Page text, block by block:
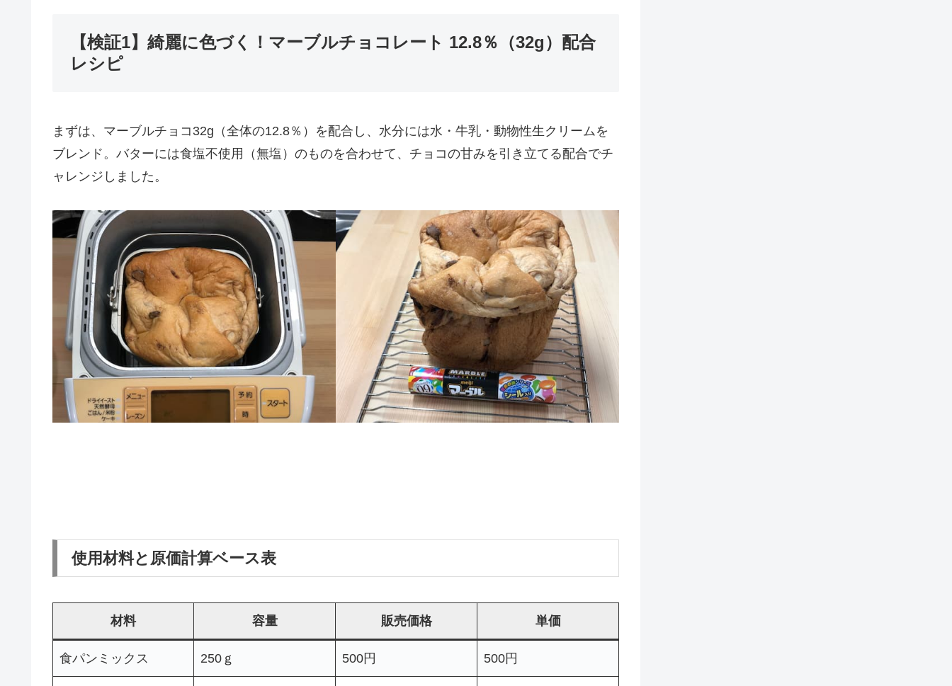
【検証1】綺麗に色づく！マーブルチョコレート 12.8％（32g）配合
レシピ
まずは、マーブルチョコ32g（全体の12.8％）を配合し、水分には水・牛乳・動物性生クリームを
ブレンド。バターには食塩不使用（無塩）のものを合わせて、チョコの甘みを引き立てる配合でチ
ャレンジしました。
使用材料と原価計算ベース表
材料 容量 販売価格 単価
食パンミックス 250ｇ 500円 500円